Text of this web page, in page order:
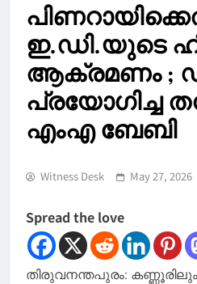
ഇ.ഡി.യുടെ
ആക്രമണം ;
പ്രയോഗിച്ച
എംഎ ബേബി
Witness Desk May 27, 2026
Spread the love
തിരുവനന്തപുരം: കണ്ണൂരിലും